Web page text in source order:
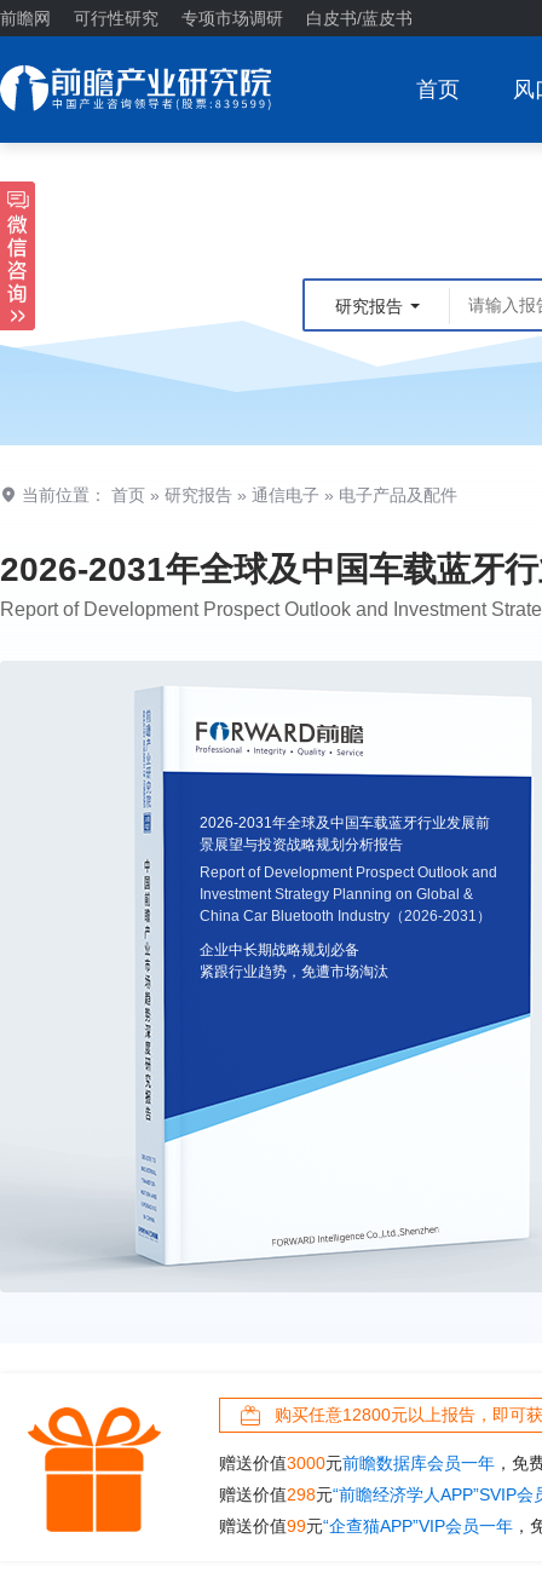
前瞻网 可行性研究 专项市场调研 白皮书/蓝皮书
首页 风
研究报告
当前位置： 首页 » 研究报告 » 通信电子 » 电子产品及配件
2026-2031年全球及中国车载蓝牙
Report of Development Prospect Outlook and Investment
2026-2031年全球及中国车载蓝牙行业发展前
景展望与投资战略规划分析报告
Report of Development Prospect Outlook and
Investment Strategy Planning on Global &
China Car Bluetooth Industry（2026-2031）
企业中长期战略规划必备
紧跟行业趋势，免遭市场淘汰
购买任意12800元以上报告，即可
赠送价值3000元前瞻数据库会员一年，免
赠送价值298元“前瞻经济学人APP”SVIP会
赠送价值99元“企查猫APP”VIP会员一年，